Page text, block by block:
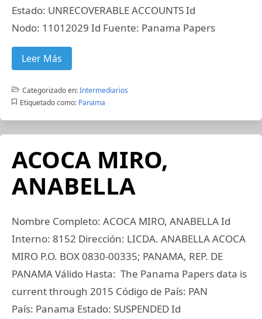
Estado: UNRECOVERABLE ACCOUNTS Id
Nodo: 11012029 Id Fuente: Panama Papers
Leer Más
Categorizado en:Intermediarios
Etiquetado como: Panama
ACOCA MIRO,
ANABELLA
Nombre Completo: ACOCA MIRO, ANABELLA Id
Interno: 8152 Dirección: LICDA. ANABELLA ACOCA
MIRO P.O. BOX 0830-00335; PANAMA, REP. DE
PANAMA Válido Hasta: The Panama Papers data is
current through 2015 Código de País: PAN
País: Panama Estado: SUSPENDED Id